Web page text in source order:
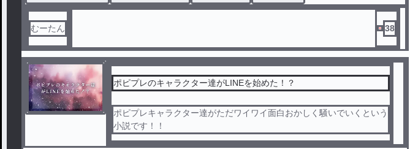
むーたん 38
ポピプレのキャラクター達がLINEを始めた！？
ポピプレキャラクター達がただワイワイ面白おかしく騒いでいくという
小説です！！